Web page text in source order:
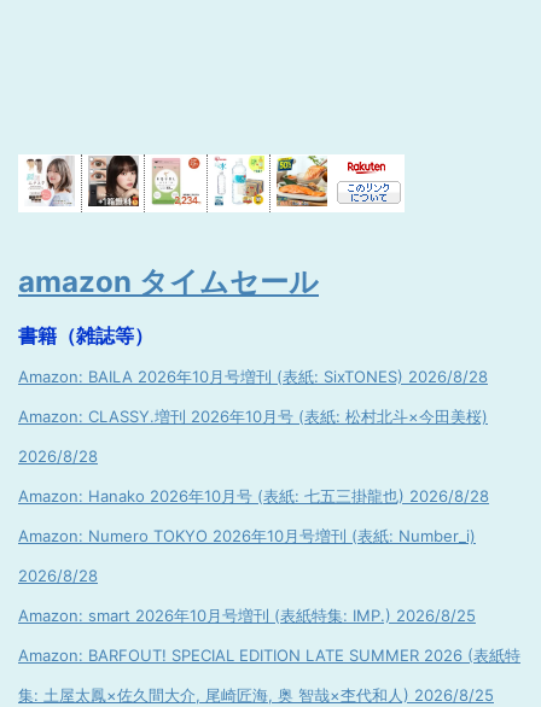
amazon タイムセール
書籍（雑誌等）
Amazon: BAILA 2026年10月号増刊 (表紙: SixTONES) 2026/8/28
Amazon: CLASSY.増刊 2026年10月号 (表紙: 松村北斗×今田美桜)
2026/8/28
Amazon: Hanako 2026年10月号 (表紙: 七五三掛龍也) 2026/8/28
Amazon: Numero TOKYO 2026年10月号増刊 (表紙: Number_i)
2026/8/28
Amazon: smart 2026年10月号増刊 (表紙特集: IMP.) 2026/8/25
Amazon: BARFOUT! SPECIAL EDITION LATE SUMMER 2026 (表紙特
集: 土屋太鳳×佐久間大介, 尾崎匠海, 奥 智哉×杢代和人) 2026/8/25